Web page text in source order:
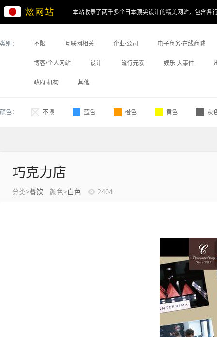
本站收录了两千多个日本顶尖设计的精美网站，包含各
类别： 不限 互联网相关 企业·公司 电子商务·在线商城
博客/个人网站 设计 流行元素 娱乐·大事件
政府·机构 其他
颜色： 不限 蓝色 橙色 黄色 灰
巧克力店
分类>餐饮 颜色>白色 2404